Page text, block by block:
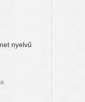
nyelvű